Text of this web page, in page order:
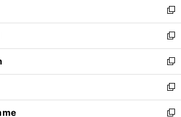
く
で
開
く
ド
ウ
で
開
く
ィ
ン
ド
ウ
で
開
く
い
ウ
ィ
ン
ド
ウ
で
開
く
新
し
い
ウ
ィ
ン
ド
ウ
で
新
し
い
ウ
ィ
ン
ド
新
し
い
ウ
ィ
新
し
い